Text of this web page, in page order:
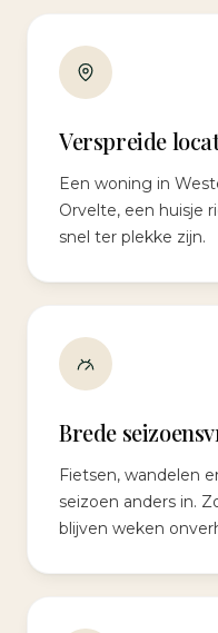
Verspreide
Een woning in
Orvelte, een huisje
snel ter plekke zijn.
Brede
Fietsen, wandelen
seizoen anders in.
blijven weken